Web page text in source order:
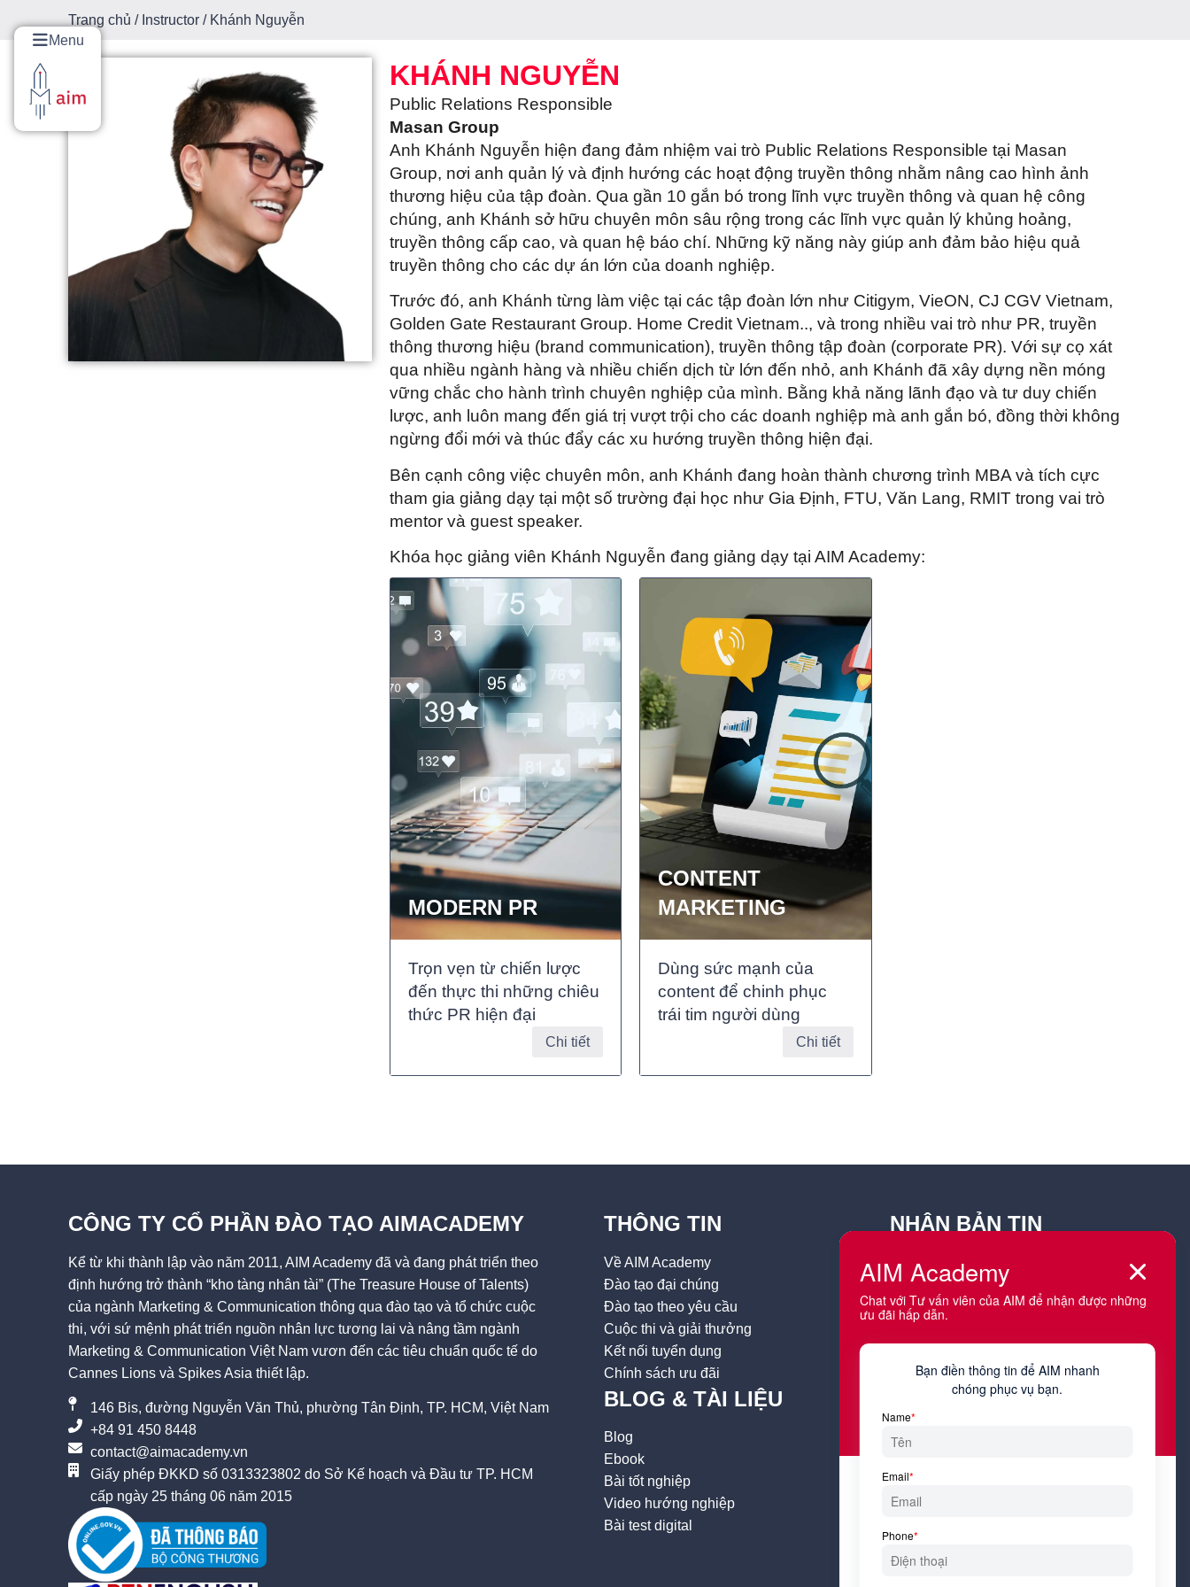
Menu
Trang chủ / Instructor / Khánh Nguyễn
KHÁNH NGUYỄN
Public Relations Responsible
Masan Group
Anh Khánh Nguyễn hiện đang đảm nhiệm vai trò Public Relations Responsible tại Masan
Group, nơi anh quản lý và định hướng các hoạt động truyền thông nhằm nâng cao hình ảnh
thương hiệu của tập đoàn. Qua gần 10 gắn bó trong lĩnh vực truyền thông và quan hệ công
chúng, anh Khánh sở hữu chuyên môn sâu rộng trong các lĩnh vực quản lý khủng hoảng,
truyền thông cấp cao, và quan hệ báo chí. Những kỹ năng này giúp anh đảm bảo hiệu quả
truyền thông cho các dự án lớn của doanh nghiệp.
Trước đó, anh Khánh từng làm việc tại các tập đoàn lớn như Citigym, VieON, CJ CGV Vietnam,
Golden Gate Restaurant Group. Home Credit Vietnam.., và trong nhiều vai trò như PR, truyền
thông thương hiệu (brand communication), truyền thông tập đoàn (corporate PR). Với sự cọ xát
qua nhiều ngành hàng và nhiều chiến dịch từ lớn đến nhỏ, anh Khánh đã xây dựng nền móng
vững chắc cho hành trình chuyên nghiệp của mình. Bằng khả năng lãnh đạo và tư duy chiến
lược, anh luôn mang đến giá trị vượt trội cho các doanh nghiệp mà anh gắn bó, đồng thời không
ngừng đổi mới và thúc đẩy các xu hướng truyền thông hiện đại.
Bên cạnh công việc chuyên môn, anh Khánh đang hoàn thành chương trình MBA và tích cực
tham gia giảng dạy tại một số trường đại học như Gia Định, FTU, Văn Lang, RMIT trong vai trò
mentor và guest speaker.
Khóa học giảng viên Khánh Nguyễn đang giảng dạy tại AIM Academy:
MODERN PR
Trọn vẹn từ chiến lược
đến thực thi những chiêu
thức PR hiện đại
Chi tiết
CONTENT
MARKETING
Dùng sức mạnh của
content để chinh phục
trái tim người dùng
Chi tiết
CÔNG TY CỔ PHẦN ĐÀO TẠO AIMACADEMY
Kể từ khi thành lập vào năm 2011, AIM Academy đã và đang phát triển theo
định hướng trở thành “kho tàng nhân tài” (The Treasure House of Talents)
của ngành Marketing & Communication thông qua đào tạo và tổ chức cuộc
thi, với sứ mệnh phát triển nguồn nhân lực tương lai và nâng tầm ngành
Marketing & Communication Việt Nam vươn đến các tiêu chuẩn quốc tế do
Cannes Lions và Spikes Asia thiết lập.
146 Bis, đường Nguyễn Văn Thủ, phường Tân Định, TP. HCM, Việt Nam
+84 91 450 8448
contact@aimacademy.vn
Giấy phép ĐKKD số 0313323802 do Sở Kế hoạch và Đầu tư TP. HCM
cấp ngày 25 tháng 06 năm 2015
THÔNG TIN
Về AIM Academy
Đào tạo đại chúng
Đào tạo theo yêu cầu
Cuộc thi và giải thưởng
Kết nối tuyển dụng
Chính sách ưu đãi
BLOG & TÀI LIỆU
Blog
Ebook
Bài tốt nghiệp
Video hướng nghiệp
Bài test digital
NHẬN BẢN TIN
Tên đệm & tên
Email
thành nào?
Công việc hiện tại của bạn là gì?